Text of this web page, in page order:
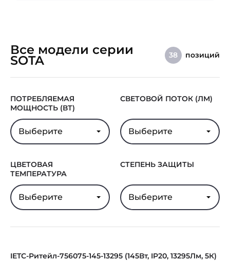
Все модели серии
SOTA 38 позиций
ПОТРЕБЛЯЕМАЯ
МОЩНОСТЬ (ВТ)
Выберите
СВЕТОВОЙ ПОТОК (ЛМ)
Выберите
ЦВЕТОВАЯ
ТЕМПЕРАТУРА
Выберите
СТЕПЕНЬ ЗАЩИТЫ
Выберите
IETC-Ритейл-756075-145-13295 (145Вт, IP20, 13295Лм, 5К)